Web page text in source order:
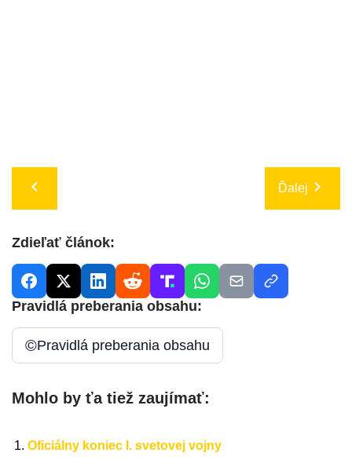
Ďalej
Zdieľať článok:
Pravidlá preberania obsahu:
©Pravidlá preberania obsahu
Mohlo by ťa tiež zaujímať:
Oficiálny koniec I. svetovej vojny